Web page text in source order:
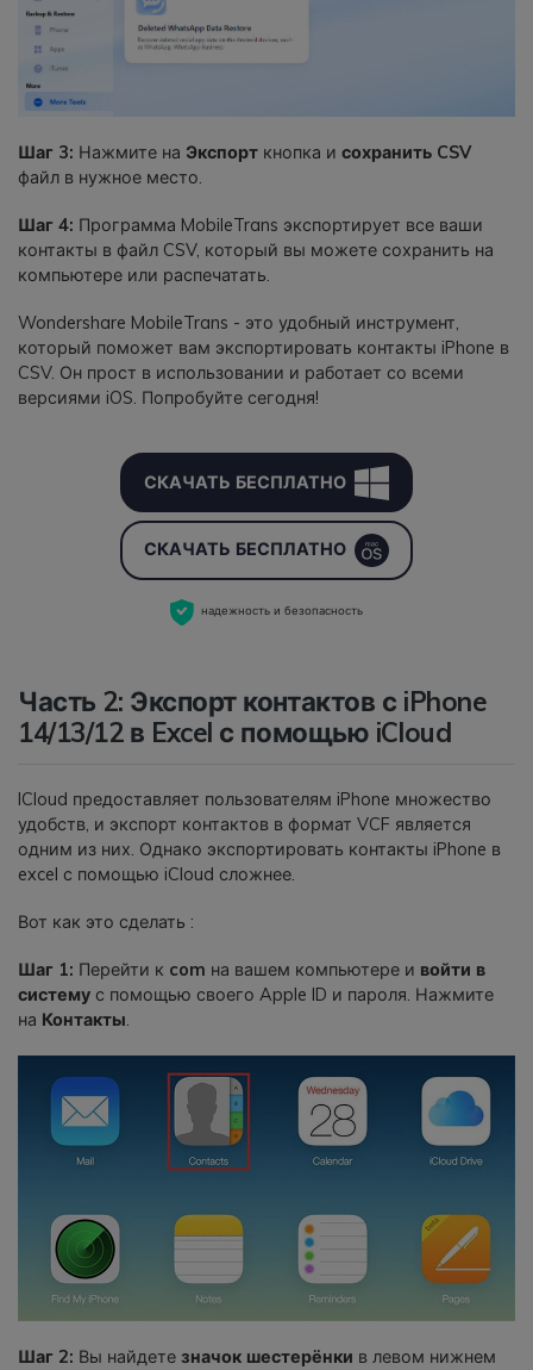
Шаг 3: Нажмите на Экспорт кнопка и сохранить CSV
файл в нужное место.
Шаг 4: Программа MobileTrans экспортирует все ваши
контакты в файл CSV, который вы можете сохранить на
компьютере или распечатать.
Wondershare MobileTrans - это удобный инструмент,
который поможет вам экспортировать контакты iPhone в
CSV. Он прост в использовании и работает со всеми
версиями iOS. Попробуйте сегодня!
СКАЧАТЬ БЕСПЛАТНО
СКАЧАТЬ БЕСПЛАТНО
надежность и безопасность
Часть 2: Экспорт контактов с iPhone
14/13/12 в Excel с помощью iCloud
ICloud предоставляет пользователям iPhone множество
удобств, и экспорт контактов в формат VCF является
одним из них. Однако экспортировать контакты iPhone в
excel с помощью iCloud сложнее.
Вот как это сделать :
Шаг 1: Перейти к com на вашем компьютере и войти в
систему с помощью своего Apple ID и пароля. Нажмите
на Контакты.
Шаг 2: Вы найдете значок шестерёнки в левом нижнем